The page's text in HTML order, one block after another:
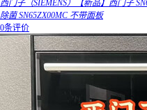
西门子（SIEMENS）【新品】西门子
除菌 SN65ZX00MC 不带面板
0条评价